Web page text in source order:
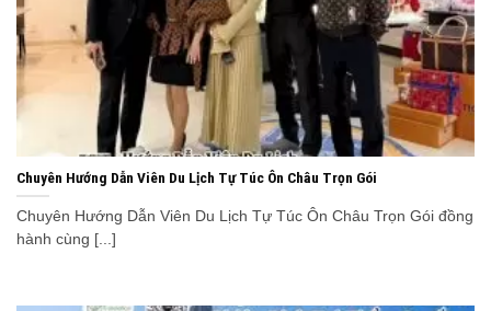
Chuyên Hướng Dẫn Viên Du Lịch Tự Túc Ôn Châu Trọn Gói
Chuyên Hướng Dẫn Viên Du Lịch Tự Túc Ôn Châu Trọn Gói đồng
hành cùng [...]